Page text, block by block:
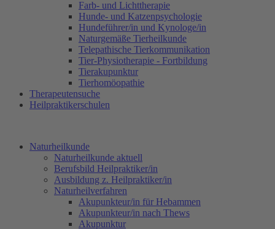
Farb- und Lichttherapie
Hunde- und Katzenpsychologie
Hundeführer/in und Kynologe/in
Naturgemäße Tierheilkunde
Telepathische Tierkommunikation
Tier-Physiotherapie - Fortbildung
Tierakupunktur
Tierhomöopathie
Therapeutensuche
Heilpraktikerschulen
Naturheilkunde
Naturheilkunde aktuell
Berufsbild Heilpraktiker/in
Ausbildung z. Heilpraktiker/in
Naturheilverfahren
Akupunkteur/in für Hebammen
Akupunkteur/in nach Thews
Akupunktur